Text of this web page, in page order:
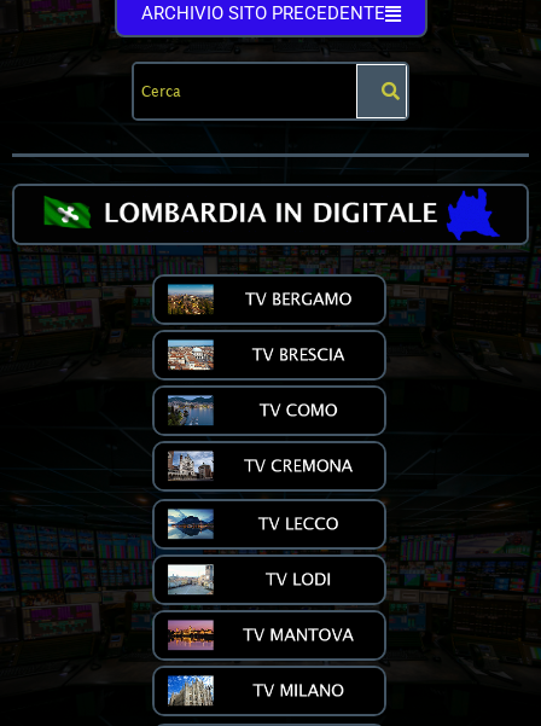
ARCHIVIO SITO PRECEDENTE